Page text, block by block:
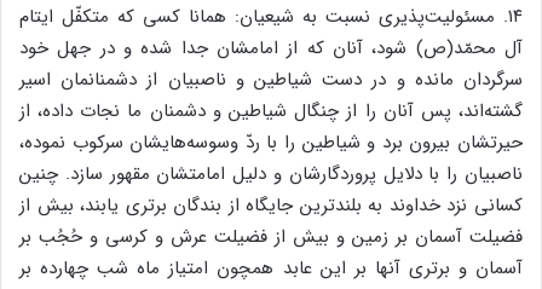
۱۴. مسئولیت‌پذیری نسبت به شیعیان: همانا کسی که متکفّل ایتام
آل محمّد(ص) شود، آنان که از امامشان جدا شده و در جهل خود
سرگردان مانده و در دست شیاطین و ناصبیان از دشمنانمان اسیر
گشته‌اند، پس آنان را از چنگال شیاطین و دشمنان ما نجات داده، از
حیرتشان بیرون برد و شیاطین را با ردّ وسوسه‌هایشان سرکوب نموده،
ناصبیان را با دلایل پروردگارشان و دلیل امامتشان مقهور سازد. چنین
کسانی نزد خداوند به بلندترین جایگاه از بندگان برتری یابند، بیش از
فضیلت آسمان بر زمین و بیش از فضیلت عرش و کرسی و حُجُب بر
آسمان و برتری آنها بر این عابد همچون امتیاز ماه شب چهارده بر